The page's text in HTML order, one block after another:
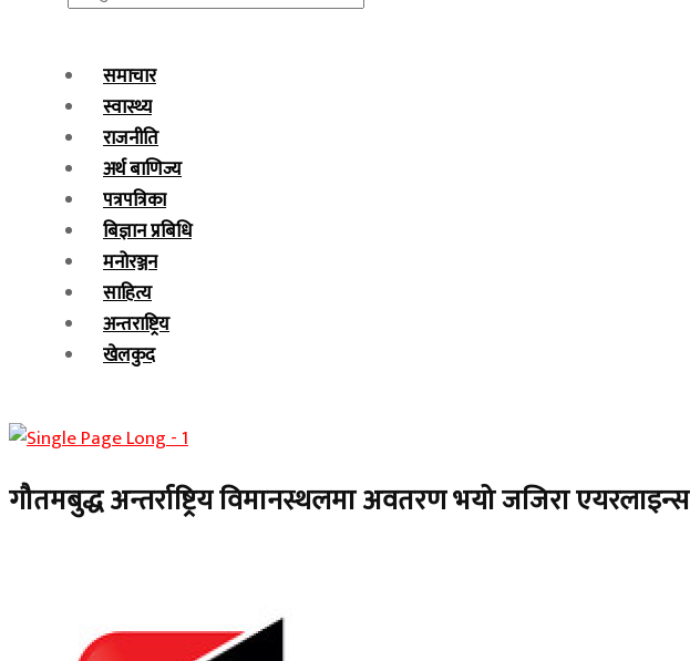
समाचार
स्वास्थ्य
राजनीति
अर्थ बाणिज्य
पत्रपत्रिका
बिज्ञान प्रबिधि
मनोरञ्जन
साहित्य
अन्तराष्ट्रिय
खेलकुद
गौतमबुद्ध अन्तर्राष्ट्रिय विमानस्थलमा अवतरण भयो जजिरा एयरलाइन्स